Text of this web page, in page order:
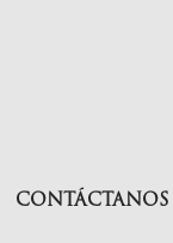
CONTÁCTANOS